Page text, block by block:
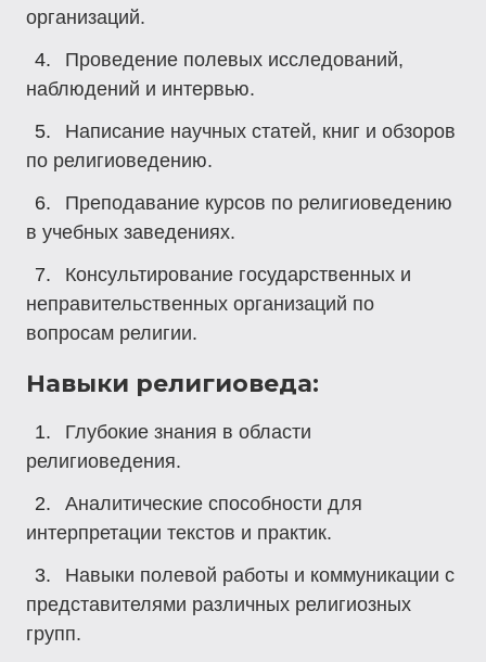
организаций.
Проведение полевых исследований,
наблюдений и интервью.
Написание научных статей, книг и обзоров
по религиоведению.
Преподавание курсов по религиоведению
в учебных заведениях.
Консультирование государственных и
неправительственных организаций по
вопросам религии.
Навыки религиоведа:
Глубокие знания в области
религиоведения.
Аналитические способности для
интерпретации текстов и практик.
Навыки полевой работы и коммуникации с
представителями различных религиозных
групп.